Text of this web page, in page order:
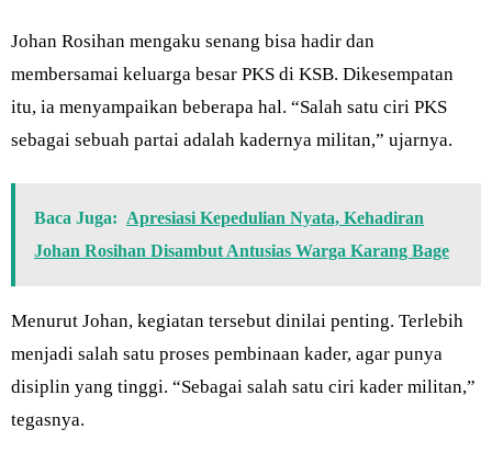
Johan Rosihan mengaku senang bisa hadir dan
membersamai keluarga besar PKS di KSB. Dikesempatan
itu, ia menyampaikan beberapa hal. “Salah satu ciri PKS
sebagai sebuah partai adalah kadernya militan,” ujarnya.
Baca Juga: Apresiasi Kepedulian Nyata, Kehadiran
Johan Rosihan Disambut Antusias Warga Karang Bage
Menurut Johan, kegiatan tersebut dinilai penting. Terlebih
menjadi salah satu proses pembinaan kader, agar punya
disiplin yang tinggi. “Sebagai salah satu ciri kader militan,”
tegasnya.